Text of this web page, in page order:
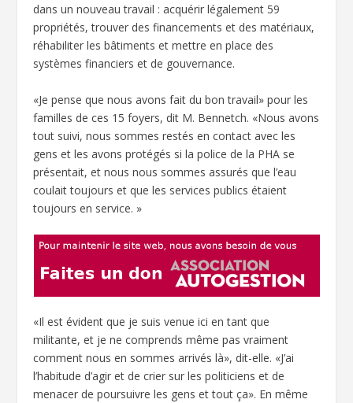
dans un nouveau travail : acquérir légalement 59
propriétés, trouver des financements et des matériaux,
réhabiliter les bâtiments et mettre en place des
systèmes financiers et de gouvernance.
«Je pense que nous avons fait du bon travail» pour les
familles de ces 15 foyers, dit M. Bennetch. «Nous avons
tout suivi, nous sommes restés en contact avec les
gens et les avons protégés si la police de la PHA se
présentait, et nous nous sommes assurés que l’eau
coulait toujours et que les services publics étaient
toujours en service. »
«Il est évident que je suis venue ici en tant que
militante, et je ne comprends même pas vraiment
comment nous en sommes arrivés là», dit-elle. «J’ai
l’habitude d’agir et de crier sur les politiciens et de
menacer de poursuivre les gens et tout ça». En même